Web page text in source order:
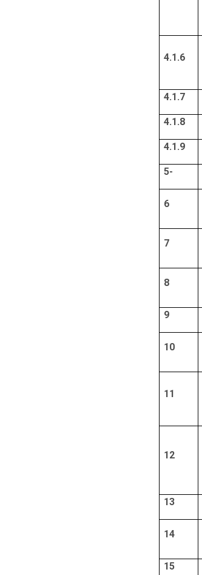
4.1.6
4.1.7
4.1.8
4.1.9
5-
6
7
8
9
10
11
12
13
14
15